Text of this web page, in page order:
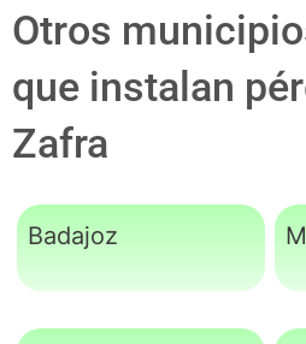
Otros
que instalan
Zafra
Badajoz